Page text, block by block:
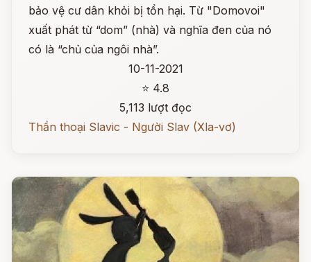
bảo vệ cư dân khỏi bị tổn hại. Từ "Domovoi"
xuất phát từ “dom” (nhà) và nghĩa đen của nó
có là “chủ của ngôi nhà”.
10-11-2021
⭐ 4.8
5,113 lượt đọc
Thần thoại Slavic - Người Slav (Xla-vơ)